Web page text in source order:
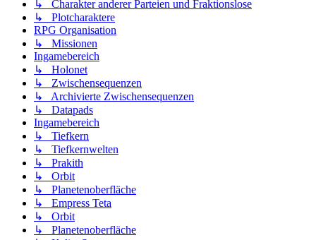
↳ Charakter anderer Parteien und Fraktionslose
↳ Plotcharaktere
RPG Organisation
↳ Missionen
Ingamebereich
↳ Holonet
↳ Zwischensequenzen
↳ Archivierte Zwischensequenzen
↳ Datapads
Ingamebereich
↳ Tiefkern
↳ Tiefkernwelten
↳ Prakith
↳ Orbit
↳ Planetenoberfläche
↳ Empress Teta
↳ Orbit
↳ Planetenoberfläche